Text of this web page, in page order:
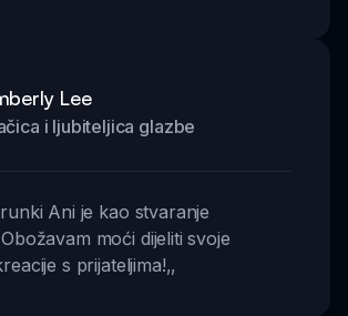
Lee
i ljubiteljica glazbe
Ani je kao stvaranje
moći dijeliti svoje
s prijateljima!,,